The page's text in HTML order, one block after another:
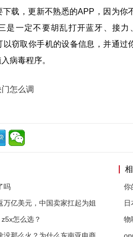
下载，更新不熟悉的APP，因为你
是一定不要胡乱打开蓝牙、接
以窃取你手机的设备信息，并通过
病毒程序。
怎么调
吗
万亿美元，中国卖家扛起为姐
怎么选？
你
物